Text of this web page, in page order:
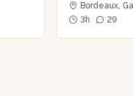
Bordeaux,
3h
29